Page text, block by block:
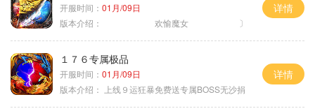
开服时间： 01月/09日
版本介绍：
欢愉魔女 〕
详情
１７６专属极品
开服时间： 01月/09日
版本介绍：
上线９运狂暴免费送专属BOSS无沙捐
详情